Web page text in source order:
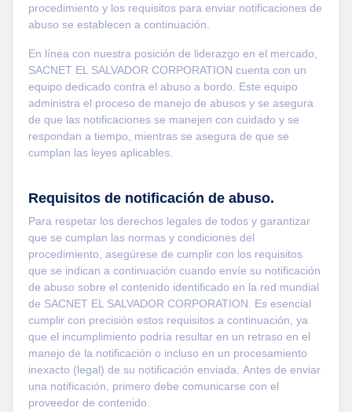
procedimiento y los requisitos para enviar notificaciones de
abuso se establecen a continuación.
En línea con nuestra posición de liderazgo en el mercado,
SACNET EL SALVADOR CORPORATION cuenta con un
equipo dedicado contra el abuso a bordo. Este equipo
administra el proceso de manejo de abusos y se asegura
de que las notificaciones se manejen con cuidado y se
respondan a tiempo, mientras se asegura de que se
cumplan las leyes aplicables.
Requisitos de notificación de abuso.
Para respetar los derechos legales de todos y garantizar
que se cumplan las normas y condiciones del
procedimiento, asegúrese de cumplir con los requisitos
que se indican a continuación cuando envíe su notificación
de abuso sobre el contenido identificado en la red mundial
de SACNET EL SALVADOR CORPORATION. Es esencial
cumplir con precisión estos requisitos a continuación, ya
que el incumplimiento podría resultar en un retraso en el
manejo de la notificación o incluso en un procesamiento
inexacto (legal) de su notificación enviada. Antes de enviar
una notificación, primero debe comunicarse con el
proveedor de contenido.